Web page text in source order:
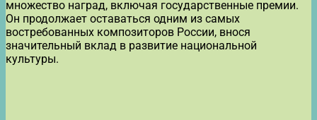
множество наград, включая государственные премии.
Он продолжает оставаться одним из самых
востребованных композиторов России, внося
значительный вклад в развитие национальной
культуры.